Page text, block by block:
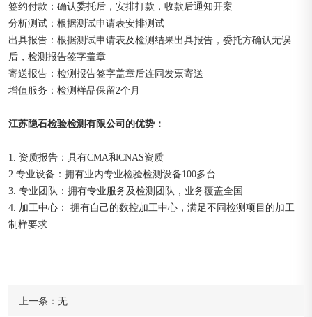
签约付款：确认委托后，安排打款，收款后通知开案
分析测试：根据测试申请表安排测试
出具报告：根据测试申请表及检测结果出具报告，委托方确认无误
后，检测报告签字盖章
寄送报告：检测报告签字盖章后连同发票寄送
增值服务：检测样品保留2个月
江苏隐石检验检测有限公司的优势：
1. 资质报告：具有CMA和CNAS资质
2.专业设备：拥有业内专业检验检测设备100多台
3. 专业团队：拥有专业服务及检测团队，业务覆盖全国
4. 加工中心： 拥有自己的数控加工中心，满足不同检测项目的加工
制样要求
上一条： 无